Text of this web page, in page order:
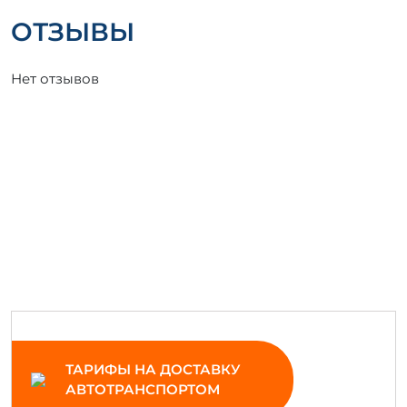
ОТЗЫВЫ
Нет отзывов
ТАРИФЫ НА ДОСТАВКУ
АВТОТРАНСПОРТОМ